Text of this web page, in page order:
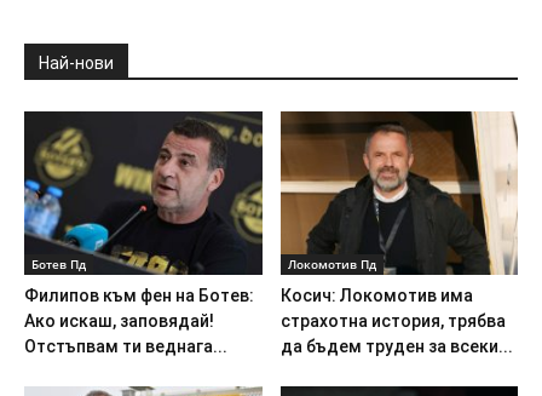
Най-нови
Ботев Пд
Филипов към фен на Ботев:
Ако искаш, заповядай!
Отстъпвам ти веднага...
Локомотив Пд
Косич: Локомотив има
страхотна история, трябва
да бъдем труден за всеки...